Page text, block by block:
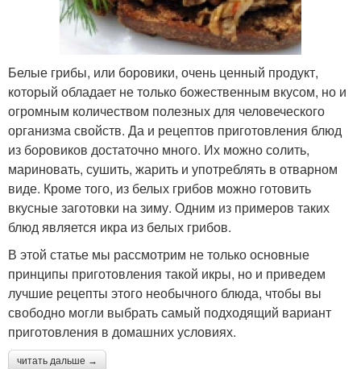
Белые грибы, или боровики, очень ценный продукт,
который обладает не только божественным вкусом, но и
огромным количеством полезных для человеческого
организма свойств. Да и рецептов приготовления блюд
из боровиков достаточно много. Их можно солить,
мариновать, сушить, жарить и употреблять в отварном
виде. Кроме того, из белых грибов можно готовить
вкусные заготовки на зиму. Одним из примеров таких
блюд является икра из белых грибов.
В этой статье мы рассмотрим не только основные
принципы приготовления такой икры, но и приведем
лучшие рецепты этого необычного блюда, чтобы вы
свободно могли выбрать самый подходящий вариант
приготовления в домашних условиях.
читать дальше →